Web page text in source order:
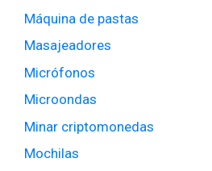
Máquina de pastas
Masajeadores
Micrófonos
Microondas
Minar criptomonedas
Mochilas